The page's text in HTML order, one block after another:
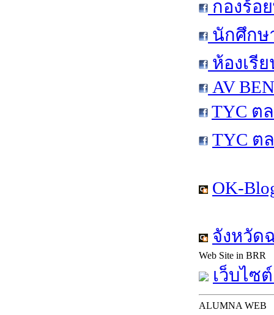
กองร้อ
นักศึกษ
ห้องเรี
AV
TYC ต
TYC ต
OK-
จังหวัด
Web Site in BRR
เว็บไซ
ALUMNA WEB